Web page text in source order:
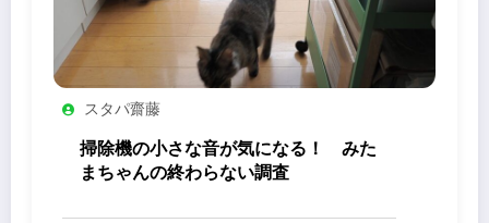
スタパ齋藤
掃除機の小さな音が気になる！ みた
まちゃんの終わらない調査